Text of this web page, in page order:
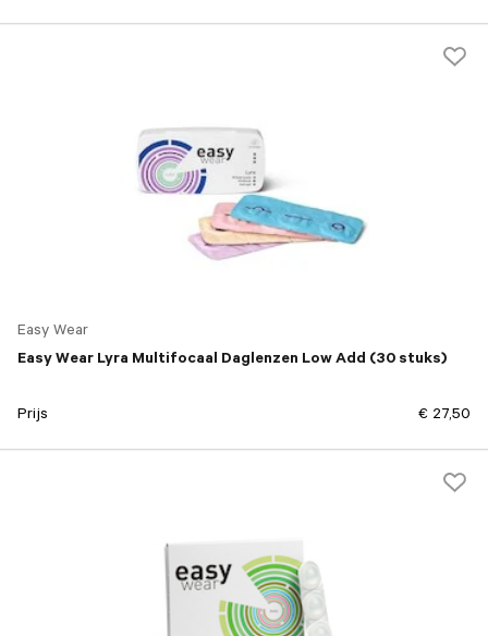
Easy Wear
Easy Wear Lyra Multifocaal Daglenzen Low Add (30 stuks)
Prijs € 27,50